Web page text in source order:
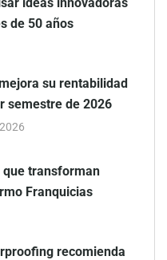
de 50 años
su rentabilidad
semestre de 2026
que transforman
Franquicias
recomienda